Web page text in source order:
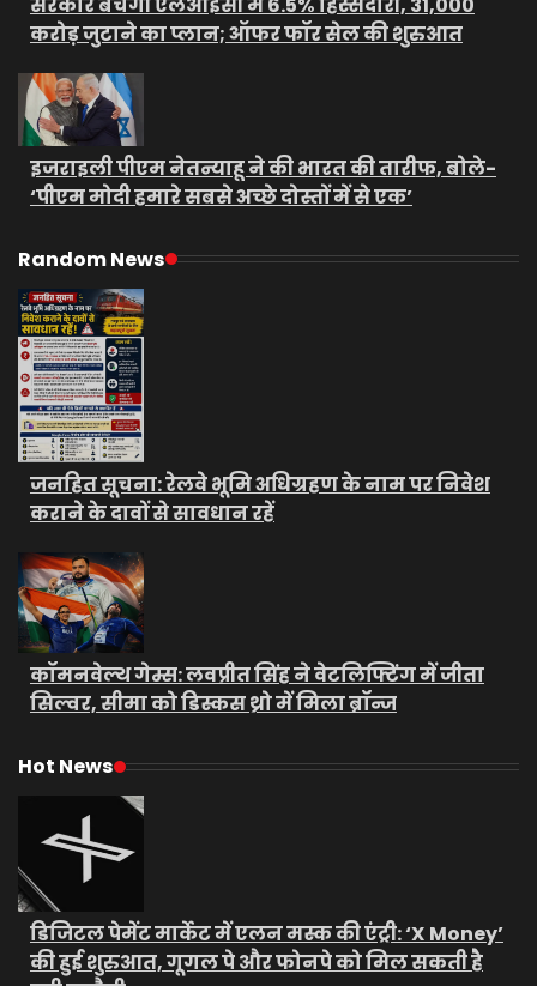
करोड़ जुटाने का प्लान; ऑफर फॉर सेल की शुरुआत
इजराइली पीएम नेतन्याहू ने की भारत की तारीफ, बोले-
‘पीएम मोदी हमारे सबसे अच्छे दोस्तों में से एक’
Random News
जनहित सूचना: रेलवे भूमि अधिग्रहण के नाम पर निवेश
कराने के दावों से सावधान रहें
कॉमनवेल्थ गेम्स: लवप्रीत सिंह ने वेटलिफ्टिंग में जीता
सिल्वर, सीमा को डिस्कस थ्रो में मिला ब्रॉन्ज
Hot News
डिजिटल पेमेंट मार्केट में एलन मस्क की एंट्री: ‘X Money’
की हुई शुरुआत, गूगल पे और फोनपे को मिल सकती है